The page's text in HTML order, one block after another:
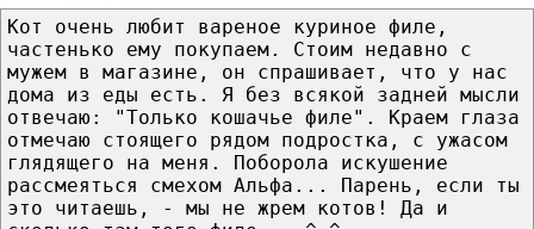
Кот очень любит вареное куриное филе,
частенько ему покупаем. Стоим недавно с
мужем в магазине, он спрашивает, что у нас
дома из еды есть. Я без всякой задней мысли
отвечаю: "Только кошачье филе". Краем глаза
отмечаю стоящего рядом подростка, с ужасом
глядящего на меня. Поборола искушение
рассмеяться смехом Альфа... Парень, если ты
это читаешь, - мы не жрем котов! Да и